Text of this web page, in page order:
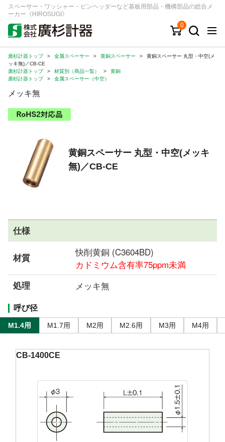
スペーサー・ワッシャー・ピンヘッダーなど基板用部品・機構部品の総合メ
ーカー《HIROSUGI》
0
キーワード 品番/シリーズ
商品カテゴリから探す
ジャンルから探す
シリーズから探す
ログイン
注文・見積りについて
ご利用ガイド
会社情報
廣杉計器トップ > 金属スペーサー > 黄銅スペーサー >
黄銅スペーサー 丸型・中空(メ
ッキ無)／CB-CE
廣杉計器トップ
> 材質別（商品一覧） >
黄銅
廣杉計器トップ
> 金属スペーサー（中空）
メッキ無
黄銅スペーサー 丸型・中空(メッキ
無)／CB-CE
仕様
材質
快削黄銅 (C3604BD)
カドミウム含有率75ppm未満
処理 メッキ無
呼び径
M1.4用 M1.7用 M2用 M2.6用 M3用 M4用
CB-1400CE